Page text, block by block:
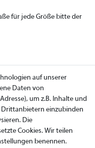
für jede Größe bitte der
auf unserer
Daten von
um z.B. Inhalte und
Drittanbietern einzubinden
Die
Cookies. Wir teilen
benennen.